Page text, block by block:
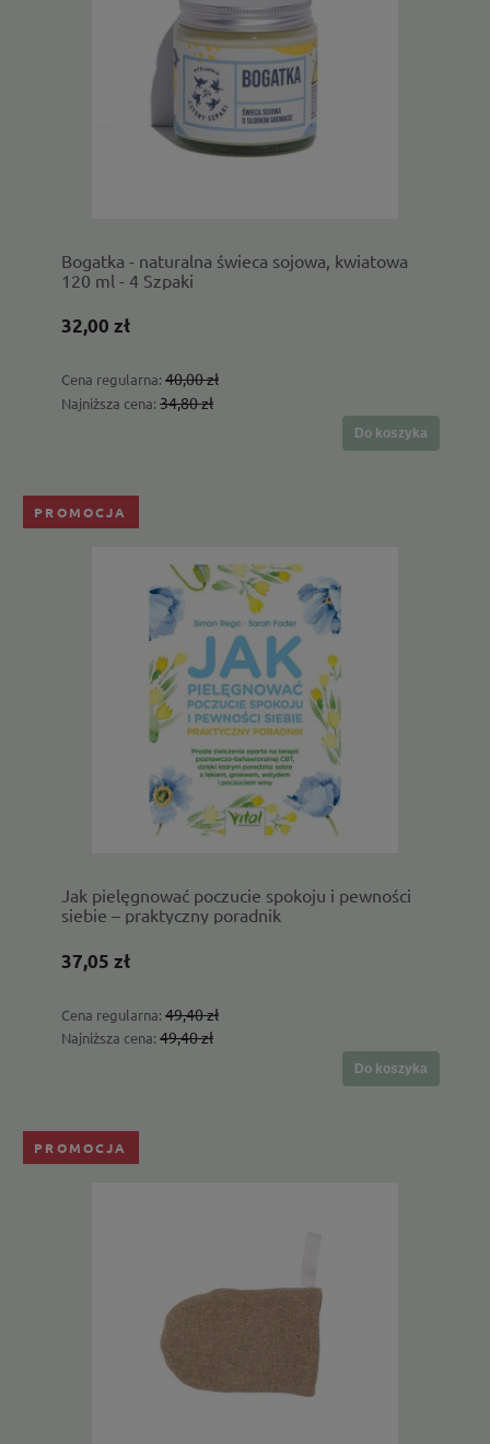
Bogatka - naturalna świeca sojowa, kwiatowa
120 ml - 4 Szpaki
32,00 zł
Cena regularna: 40,00 zł
Najniższa cena: 34,80 zł
Do koszyka
Jak pielęgnować poczucie spokoju i pewności
siebie – praktyczny poradnik
37,05 zł
Cena regularna: 49,40 zł
Najniższa cena: 49,40 zł
Do koszyka
PROMOCJA
PROMOCJA